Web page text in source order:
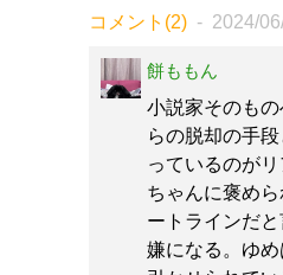
コメント(2) 2024/
餅ももん
小説家そのも
らの脱却の手
っているのが
ちゃんに褒め
ートラインだ
嫌になる。ゆ